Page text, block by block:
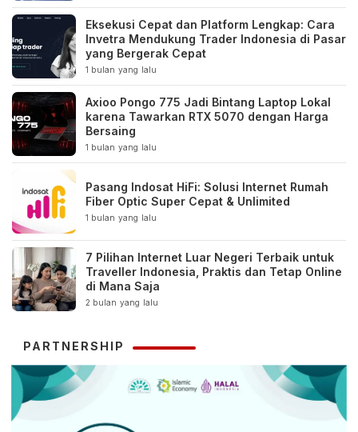
Eksekusi Cepat dan Platform Lengkap: Cara
Invetra Mendukung Trader Indonesia di Pasar
yang Bergerak Cepat
1 bulan yang lalu
Axioo Pongo 775 Jadi Bintang Laptop Lokal
karena Tawarkan RTX 5070 dengan Harga
Bersaing
1 bulan yang lalu
Pasang Indosat HiFi: Solusi Internet Rumah
Fiber Optic Super Cepat & Unlimited
1 bulan yang lalu
7 Pilihan Internet Luar Negeri Terbaik untuk
Traveller Indonesia, Praktis dan Tetap Online
di Mana Saja
2 bulan yang lalu
PARTNERSHIP